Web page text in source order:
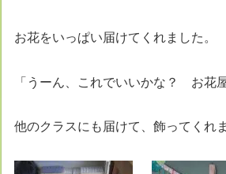
お花をいっぱい届けてくれました。
「うーん、これでいいかな？ お花
他のクラスにも届けて、飾ってくれ